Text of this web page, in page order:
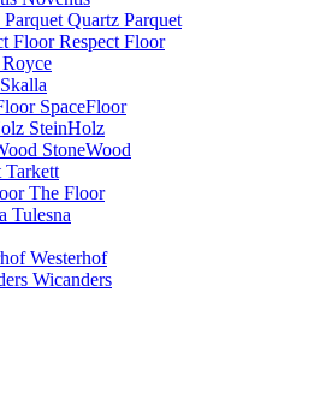
Quartz Parquet
Respect Floor
Royce
Skalla
SpaceFloor
SteinHolz
StoneWood
Tarkett
The Floor
Tulesna
Westerhof
Wicanders